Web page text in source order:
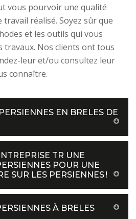
vous pourvoir une qualité
réalisé. Soyez sûr que
et les outils qui vous
travaux. Nos clients ont tous
leur et/ou consultez leur
connaître.
EN BRELES DE
TR UNE
POUR UNE
SUR LES PERSIENNES !
À BRELES